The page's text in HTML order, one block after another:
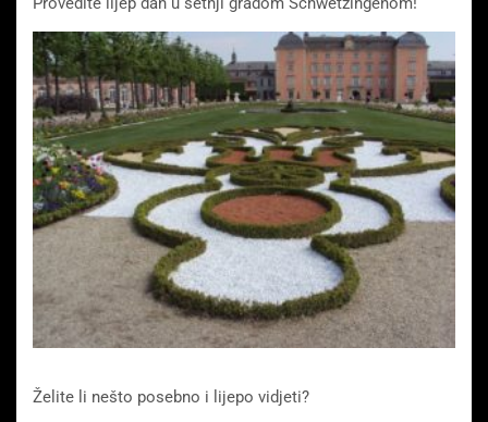
Želite li nešto posebno i lijepo vidjeti?